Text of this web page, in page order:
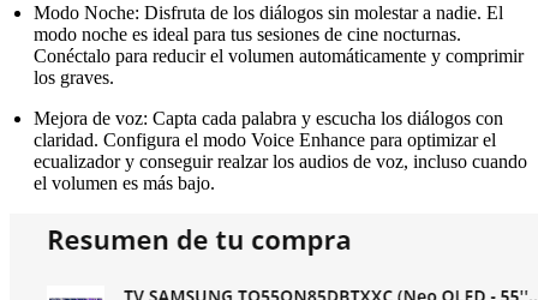
Modo Noche: Disfruta de los diálogos sin molestar a nadie. El
modo noche es ideal para tus sesiones de cine nocturnas.
Conéctalo para reducir el volumen automáticamente y comprimir
los graves.
Mejora de voz: Capta cada palabra y escucha los diálogos con
claridad. Configura el modo Voice Enhance para optimizar el
ecualizador y conseguir realzar los audios de voz, incluso cuando
el volumen es más bajo.